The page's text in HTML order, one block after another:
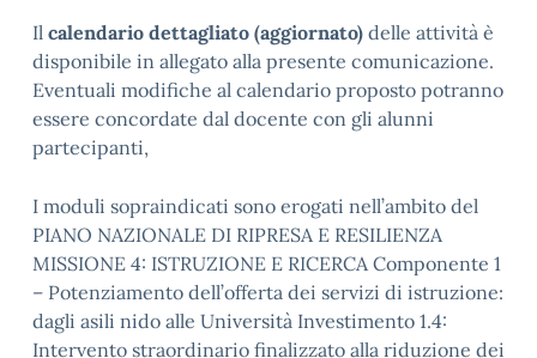
Il calendario dettagliato (aggiornato) delle attività è
disponibile in allegato alla presente comunicazione.
Eventuali modifiche al calendario proposto potranno
essere concordate dal docente con gli alunni
partecipanti,
I moduli sopraindicati sono erogati nell’ambito del
PIANO NAZIONALE DI RIPRESA E RESILIENZA
MISSIONE 4: ISTRUZIONE E RICERCA Componente 1
– Potenziamento dell’offerta dei servizi di istruzione:
dagli asili nido alle Università Investimento 1.4:
Intervento straordinario finalizzato alla riduzione dei